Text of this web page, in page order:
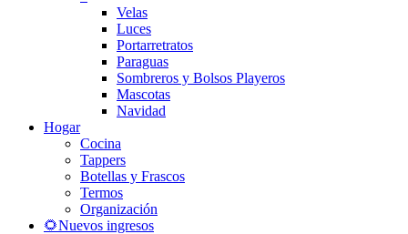
Velas
Luces
Portarretratos
Paraguas
Sombreros y Bolsos Playeros
Mascotas
Navidad
Hogar
Cocina
Tappers
Botellas y Frascos
Termos
Organización
🌻Nuevos ingresos